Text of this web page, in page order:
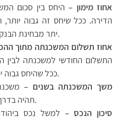
אחוז מימון – היחס בין סכום
הדירה. ככל שיחס זה גבוה
יתר מבחינת הבנק וכך גם התנאים.
אחוז תשלום המשכנתה מתוך
התשלום החודשי למשכנתה לבין
ככל שהיחס גבוה יותר הסיכון עולה.
משך המשכנתה בשנים –
תהיה בדרך כלל יקרה יותר.
סיכון הנכס – למשל נכס